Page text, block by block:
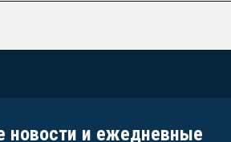
новости и ежедневные